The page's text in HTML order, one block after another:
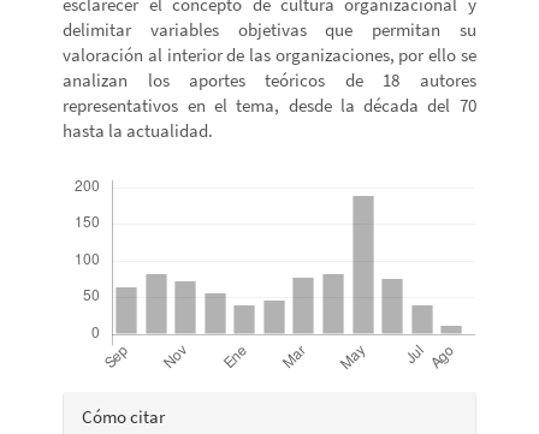
delimitar variables objetivas que permitan su
valoración al interior de las organizaciones, por ello se
analizan los aportes teóricos de 18 autores
representativos en el tema, desde la década del 70
hasta la actualidad.
Detalles
Cómo citar